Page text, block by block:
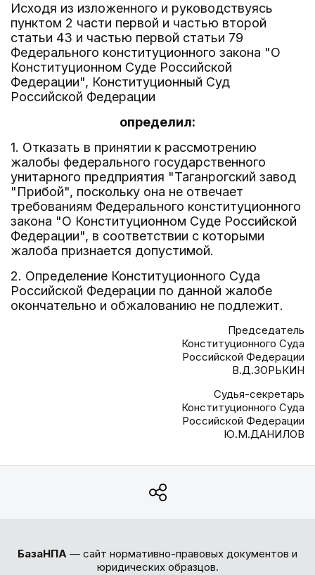
Исходя из изложенного и руководствуясь
пунктом 2 части первой и частью второй
статьи 43 и частью первой статьи 79
Федерального конституционного закона "О
Конституционном Суде Российской
Федерации", Конституционный Суд
Российской Федерации
определил:
1. Отказать в принятии к рассмотрению
жалобы федерального государственного
унитарного предприятия "Таганрогский завод
"Прибой", поскольку она не отвечает
требованиям Федерального конституционного
закона "О Конституционном Суде Российской
Федерации", в соответствии с которыми
жалоба признается допустимой.
2. Определение Конституционного Суда
Российской Федерации по данной жалобе
окончательно и обжалованию не подлежит.
Председатель
Конституционного Суда
Российской Федерации
В.Д.ЗОРЬКИН
Судья-секретарь
Конституционного Суда
Российской Федерации
Ю.М.ДАНИЛОВ
БазаНПА — сайт нормативно-правовых документов и
юридических образцов.